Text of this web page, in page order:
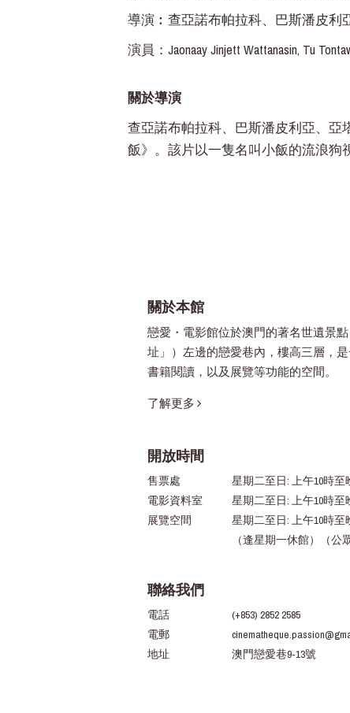
導演︰查亞諾布帕拉科、巴斯潘皮利
演員：Jaonaay Jinjett Wattanasin, Tu
關於導演
查亞諾布帕拉科、巴斯潘皮利亞、
飯》。該片以一隻名叫小飯的流浪狗
關於本館
戀愛・電影館位於澳門的著名世遺景
址」）左邊的戀愛巷內，樓高三層，
書籍閱讀，以及展覽等功能的空間。
了解更多
開放時間
售票處
星期二至日: 上午10時至
電影資料室
星期二至日: 上午10時至
展覽空間
星期二至日: 上午10時至
（逢星期一休館）（公
聯絡我們
電話
(+853) 2852 2585
電郵
地址
澳門戀愛巷9-13號